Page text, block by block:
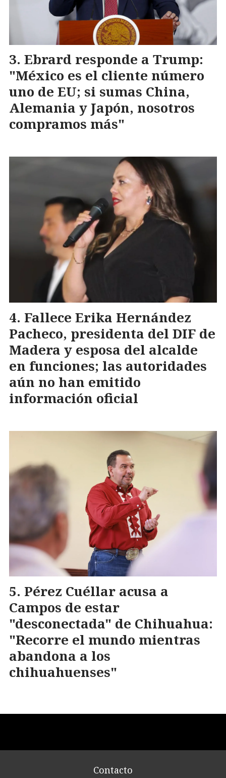
Ebrard responde a Trump:
"México es el cliente número
uno de EU; si sumas China,
Alemania y Japón, nosotros
compramos más"
Fallece Erika Hernández
Pacheco, presidenta del DIF de
Madera y esposa del alcalde
en funciones; las autoridades
aún no han emitido
información oficial
Pérez Cuéllar acusa a
Campos de estar
"desconectada" de Chihuahua:
"Recorre el mundo mientras
abandona a los
chihuahuenses"
Contacto